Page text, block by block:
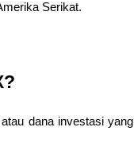
Serikat.
dana investasi yang